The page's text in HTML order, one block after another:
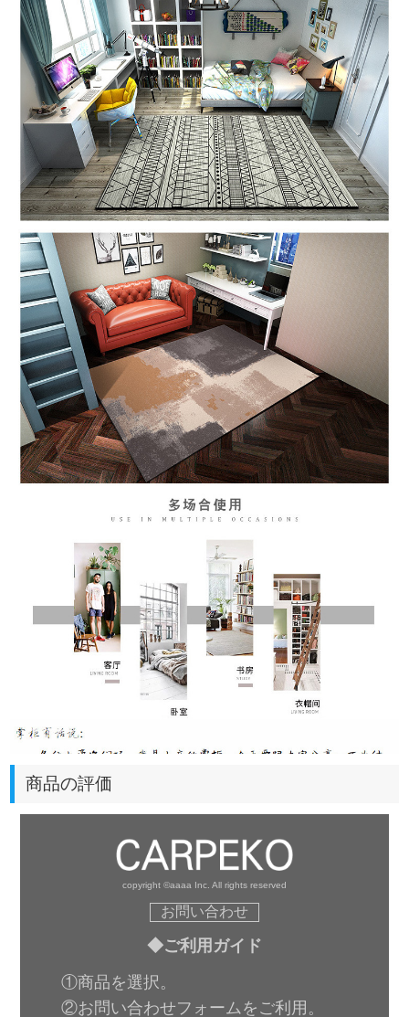
商品の評価
copyright ©aaaa Inc. All rights reserved
お問い合わせ
◆ご利用ガイド
①商品を選択。
②お問い合わせフォームをご利用。